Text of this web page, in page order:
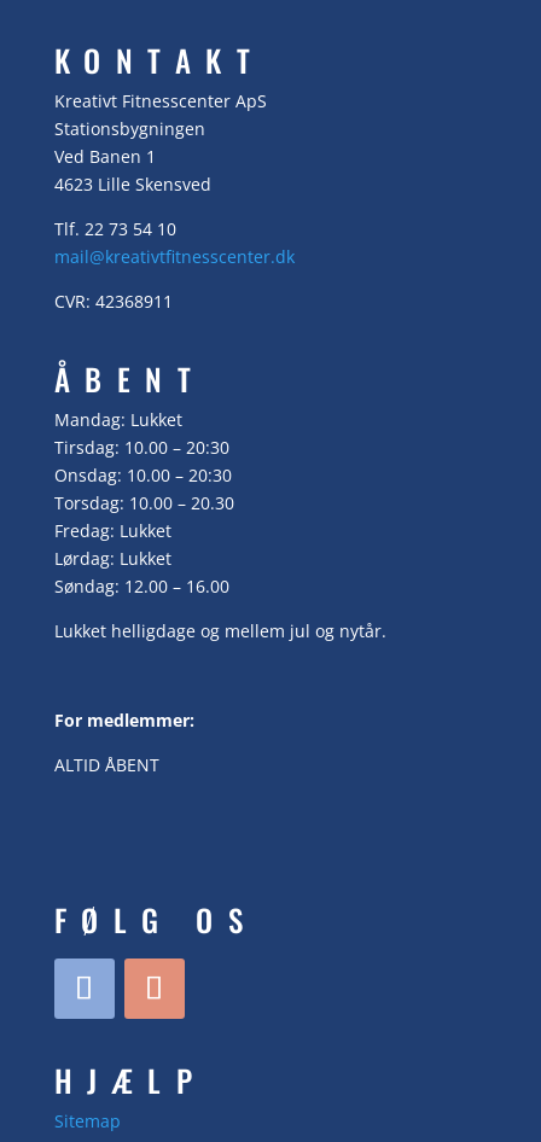
KONTAKT
Kreativt Fitnesscenter ApS
Stationsbygningen
Ved Banen 1
4623 Lille Skensved
Tlf. 22 73 54 10
mail@kreativtfitnesscenter.dk
CVR: 42368911
ÅBENT
Mandag: Lukket
Tirsdag: 10.00 – 20:30
Onsdag: 10.00 – 20:30
Torsdag: 10.00 – 20.30
Fredag: Lukket
Lørdag: Lukket
Søndag: 12.00 – 16.00
Lukket helligdage og mellem jul og nytår.
For medlemmer:
ALTID ÅBENT
FØLG OS
HJÆLP
Sitemap